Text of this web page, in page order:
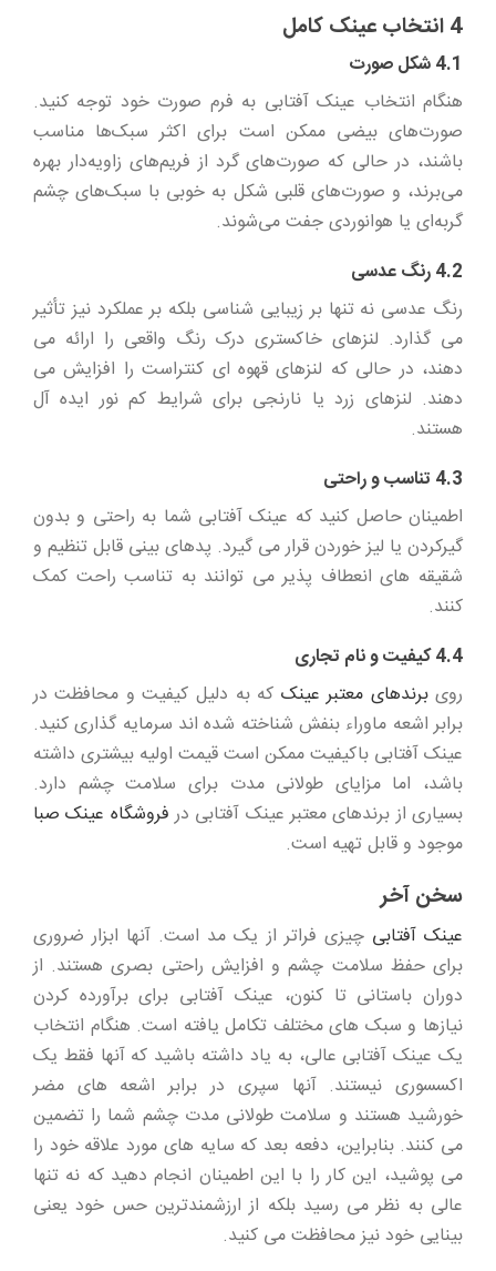
4 انتخاب عینک کامل
4.1 شکل صورت
هنگام انتخاب عینک آفتابی به فرم صورت خود توجه کنید.
صورت‌های بیضی ممکن است برای اکثر سبک‌ها مناسب
باشند، در حالی که صورت‌های گرد از فریم‌های زاویه‌دار بهره
می‌برند، و صورت‌های قلبی شکل به خوبی با سبک‌های چشم
گربه‌ای یا هوانوردی جفت می‌شوند.
4.2 رنگ عدسی
رنگ عدسی نه تنها بر زیبایی شناسی بلکه بر عملکرد نیز تأثیر
می گذارد. لنزهای خاکستری درک رنگ واقعی را ارائه می
دهند، در حالی که لنزهای قهوه ای کنتراست را افزایش می
دهند. لنزهای زرد یا نارنجی برای شرایط کم نور ایده آل
هستند.
4.3 تناسب و راحتی
اطمینان حاصل کنید که عینک آفتابی شما به راحتی و بدون
گیرکردن یا لیز خوردن قرار می گیرد. پدهای بینی قابل تنظیم و
شقیقه های انعطاف پذیر می توانند به تناسب راحت کمک
کنند.
4.4 کیفیت و نام تجاری
رویبرندهای معتبر عینک که به دلیل کیفیت و محافظت در
برابر اشعه ماوراء بنفش شناخته شده اند سرمایه گذاری کنید.
عینک آفتابی باکیفیت ممکن است قیمت اولیه بیشتری داشته
باشد، اما مزایای طولانی مدت برای سلامت چشم دارد.
بسیاری از برندهای معتبر عینک آفتابی درفروشگاه عینک صبا
موجود و قابل تهیه است.
سخن آخر
عینک آفتابی چیزی فراتر از یک مد است. آنها ابزار ضروری
برای حفظ سلامت چشم و افزایش راحتی بصری هستند. از
دوران باستانی تا کنون، عینک آفتابی برای برآورده کردن
نیازها و سبک های مختلف تکامل یافته است. هنگام انتخاب
یک عینک آفتابی عالی، به یاد داشته باشید که آنها فقط یک
اکسسوری نیستند. آنها سپری در برابر اشعه های مضر
خورشید هستند و سلامت طولانی مدت چشم شما را تضمین
می کنند. بنابراین، دفعه بعد که سایه های مورد علاقه خود را
می پوشید، این کار را با این اطمینان انجام دهید که نه تنها
عالی به نظر می رسید بلکه از ارزشمندترین حس خود یعنی
بینایی خود نیز محافظت می کنید.